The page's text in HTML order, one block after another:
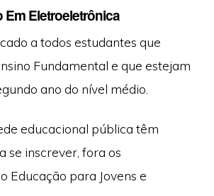
Eletroeletrônica
a todos estudantes que
Fundamental e que estejam
ano do nível médio.
educacional pública têm
se inscrever, fora os
Educação para Jovens e